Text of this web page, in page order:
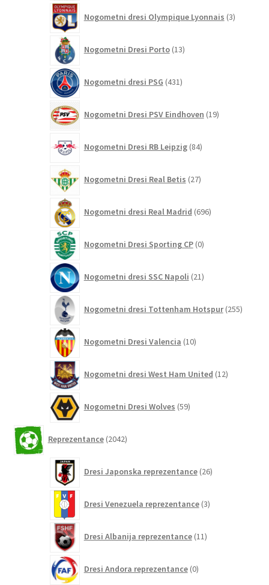
Nogometni dresi Olympique Lyonnais 3izdelki
Nogometni Dresi Porto 13izdelkov
Nogometni dresi PSG 431izdelkov
Nogometni Dresi PSV Eindhoven 19izdelkov
Nogometni Dresi RB Leipzig 84izdelkov
Nogometni Dresi Real Betis 27izdelkov
Nogometni dresi Real Madrid 696izdelkov
Nogometni Dresi Sporting CP 0izdelkov
Nogometni dresi SSC Napoli 21izdelkov
Nogometni dresi Tottenham Hotspur 255
Nogometni Dresi Valencia 10izdelkov
Nogometni dresi West Ham United 12izdelkov
Nogometni Dresi Wolves 59izdelkov
Reprezentance 2042izdelkov
Dresi Japonska reprezentance 26izdelkov
Dresi Venezuela reprezentance 3izdelki
Dresi Albanija reprezentance 11izdelkov
Dresi Andora reprezentance 0izdelkov